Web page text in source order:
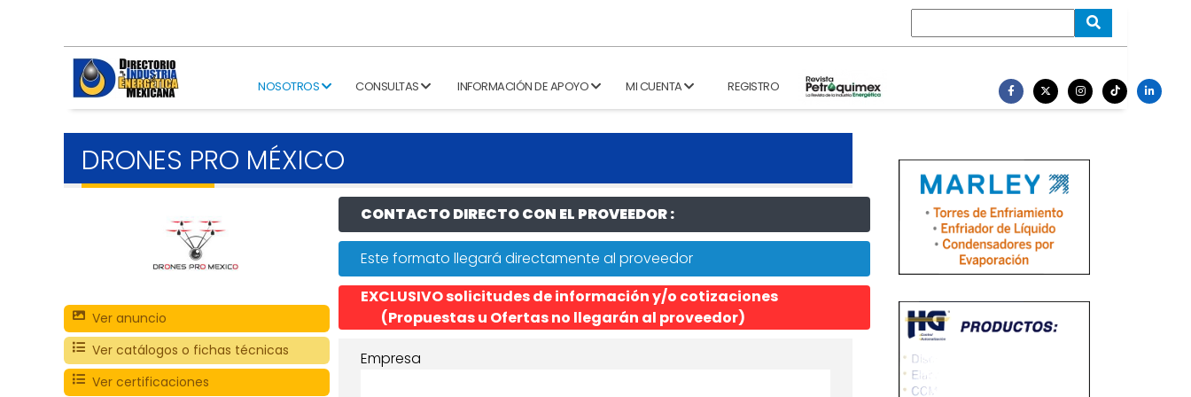
NOSOTROS CONSULTAS INFORMACIÓN DE APOYO MI CUENTA REGISTRO
DRONES PRO MÉXICO
Ver anuncio
Ver catálogos o fichas técnicas
Ver certificaciones
CONTACTO DIRECTO CON EL PROVEEDOR :
Este formato llegará directamente al proveedor
EXCLUSIVO solicitudes de información y/o cotizaciones
(Propuestas u Ofertas no llegarán al proveedor)
Empresa